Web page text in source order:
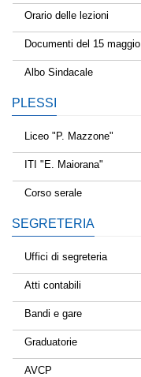
Orario delle lezioni
Documenti del 15 maggio
Albo Sindacale
PLESSI
Liceo "P. Mazzone"
ITI "E. Maiorana"
Corso serale
SEGRETERIA
Uffici di segreteria
Atti contabili
Bandi e gare
Graduatorie
AVCP